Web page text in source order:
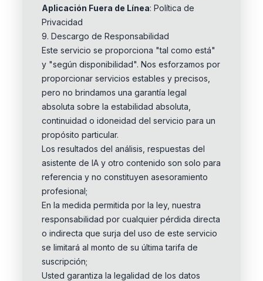
Aplicación Fuera de Línea:Política de
Privacidad
9. Descargo de Responsabilidad
Este servicio se proporciona "tal como está"
y "según disponibilidad". Nos esforzamos por
proporcionar servicios estables y precisos,
pero no brindamos una garantía legal
absoluta sobre la estabilidad absoluta,
continuidad o idoneidad del servicio para un
propósito particular.
Los resultados del análisis, respuestas del
asistente de IA y otro contenido son solo para
referencia y no constituyen asesoramiento
profesional;
En la medida permitida por la ley, nuestra
responsabilidad por cualquier pérdida directa
o indirecta que surja del uso de este servicio
se limitará al monto de su última tarifa de
suscripción;
Usted garantiza la legalidad de los datos